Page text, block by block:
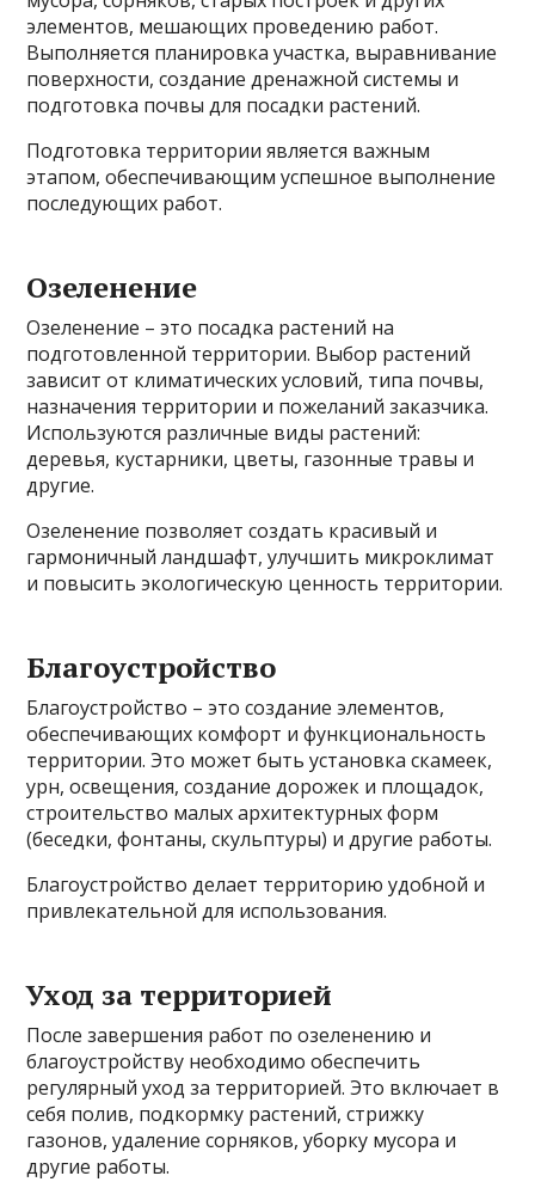
элементов, мешающих проведению работ.
Выполняется планировка участка, выравнивание
поверхности, создание дренажной системы и
подготовка почвы для посадки растений.
Подготовка территории является важным
этапом, обеспечивающим успешное выполнение
последующих работ.
Озеленение
Озеленение – это посадка растений на
подготовленной территории. Выбор растений
зависит от климатических условий, типа почвы,
назначения территории и пожеланий заказчика.
Используются различные виды растений:
деревья, кустарники, цветы, газонные травы и
другие.
Озеленение позволяет создать красивый и
гармоничный ландшафт, улучшить микроклимат
и повысить экологическую ценность территории.
Благоустройство
Благоустройство – это создание элементов,
обеспечивающих комфорт и функциональность
территории. Это может быть установка скамеек,
урн, освещения, создание дорожек и площадок,
строительство малых архитектурных форм
(беседки, фонтаны, скульптуры) и другие работы.
Благоустройство делает территорию удобной и
привлекательной для использования.
Уход за территорией
После завершения работ по озеленению и
благоустройству необходимо обеспечить
регулярный уход за территорией. Это включает в
себя полив, подкормку растений, стрижку
газонов, удаление сорняков, уборку мусора и
другие работы.